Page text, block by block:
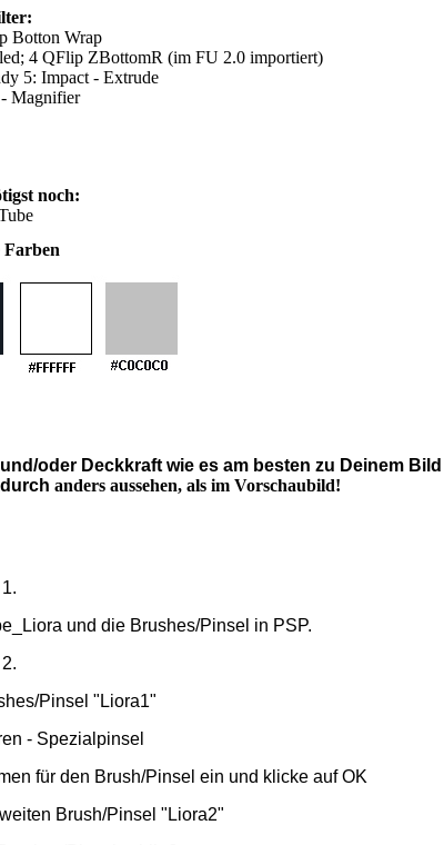
Botton Wrap
4 QFlip ZBottomR (im FU 2.0 importiert)
5: Impact - Extrude
Magnifier
noch:
Farben
oder Deckkraft wie es am besten zu Deinem
anders aussehen, als im Vorschaubild!
1.
und die Brushes/Pinsel in PSP.
2.
Pinsel "Liora1"
- Spezialpinsel
für den Brush/Pinsel ein und klicke auf OK
Brush/Pinsel "Liora2"